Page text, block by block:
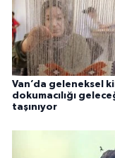
Van’da geleneksel
dokumacılığı
taşınıyor